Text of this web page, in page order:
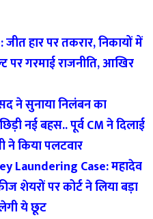
हार पर तकरार, निकायों में
पर गरमाई राजनीति, आखिर
ने सुनाया निलंबन का
नई बहस.. पूर्व CM ने दिलाई
ने किया पलटवार
Laundering Case: महादेव
शेयरों पर कोर्ट ने लिया बड़ा
ये छूट